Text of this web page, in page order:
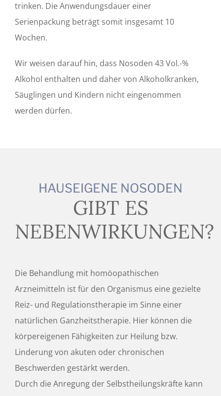
trinken. Die Anwendungsdauer einer
Serienpackung beträgt somit insgesamt 10
Wochen.
Wir weisen darauf hin, dass Nosoden 43 Vol.-%
Alkohol enthalten und daher von Alkoholkranken,
Säuglingen und Kindern nicht eingenommen
werden dürfen.
HAUSEIGENE NOSODEN
GIBT ES
NEBENWIRKUNGEN?
Die Behandlung mit homöopathischen
Arzneimitteln ist für den Organismus eine gezielte
Reiz- und Regulationstherapie im Sinne einer
natürlichen Ganzheitstherapie. Hier können die
körpereigenen Fähigkeiten zur Heilung bzw.
Linderung von akuten oder chronischen
Beschwerden gestärkt werden.
Durch die Anregung der Selbstheilungskräfte kann